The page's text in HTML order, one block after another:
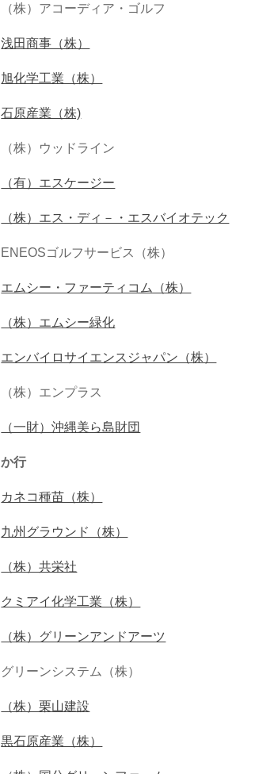
（株）アコーディア・ゴルフ
浅田商事（株）
旭化学工業（株）
石原産業（株)
（株）ウッドライン
（有）エスケージー
（株）エス・ディ－・エスバイオテック
ENEOSゴルフサービス（株）
エムシー・ファーティコム（株）
（株）エムシー緑化
エンバイロサイエンスジャパン（株）
（株）エンプラス
（一財）沖縄美ら島財団
か行
カネコ種苗（株）
九州グラウンド（株）
（株）共栄社
クミアイ化学工業（株）
（株）グリーンアンドアーツ
グリーンシステム（株）
（株）栗山建設
黒石原産業（株）